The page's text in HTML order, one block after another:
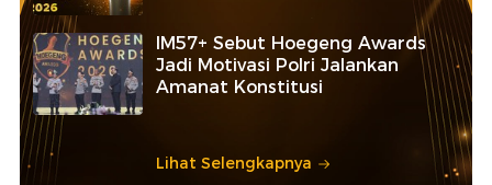
IM57+ Sebut Hoegeng Awards
Jadi Motivasi Polri Jalankan
Amanat Konstitusi
Lihat Selengkapnya